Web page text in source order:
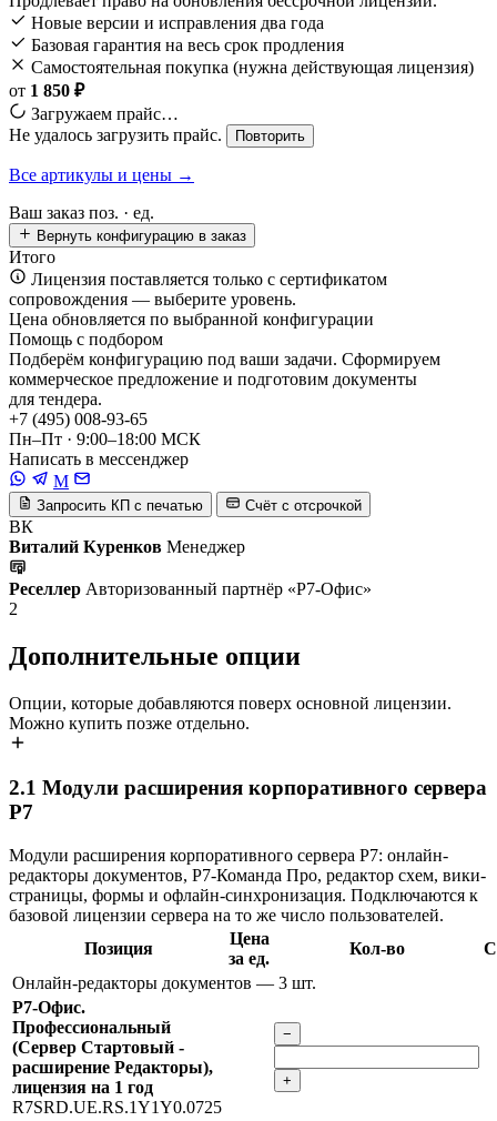
Новые версии и исправления два года
Базовая гарантия на весь срок продления
Самостоятельная покупка (нужна действующая лицензия)
от 1 850 ₽
Загружаем прайс…
Не удалось загрузить прайс.
Повторить
Все артикулы и цены →
Ваш заказ поз. · ед.
Вернуть конфигурацию в заказ
Итого
Лицензия поставляется только с сертификатом
сопровождения — выберите уровень.
Цена обновляется по выбранной конфигурации
Помощь с подбором
Подберём конфигурацию под ваши задачи. Сформируем
коммерческое предложение и подготовим документы
для тендера.
+7 (495) 008-93-65
Пн–Пт · 9:00–18:00 МСК
Написать в мессенджер
M
Запросить КП с печатью Счёт с отсрочкой
ВК
Виталий Куренков Менеджер
Реселлер Авторизованный партнёр «Р7-Офис»
2
Дополнительные опции
Опции, которые добавляются поверх основной лицензии.
Можно купить позже отдельно.
2.1 Модули расширения корпоративного сервера
Р7
Модули расширения корпоративного сервера Р7: онлайн-
редакторы документов, Р7-Команда Про, редактор схем, вики-
страницы, формы и офлайн-синхронизация. Подключаются к
базовой лицензии сервера на то же число пользователей.
Позиция
Цена
за ед.
Кол-во
Онлайн-редакторы документов — 3 шт.
Р7-Офис.
Профессиональный
(Сервер Стартовый -
расширение Редакторы),
лицензия на 1 год
R7SRD.UE.RS.1Y1Y0.0725
−
+